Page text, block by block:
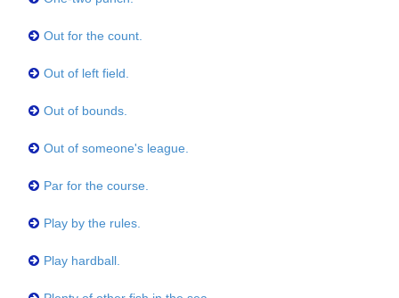
Out for the count.
Out of left field.
Out of bounds.
Out of someone's league.
Par for the course.
Play by the rules.
Play hardball.